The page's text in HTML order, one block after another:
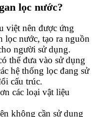
lọc nước?
việt nên được ứng
lọc nước, tạo ra nguồn
người sử dụng.
thể đưa vào sử dụng
hệ thống lọc đang sử
cấu trúc.
các loại vật liệu
không cần sử dụng